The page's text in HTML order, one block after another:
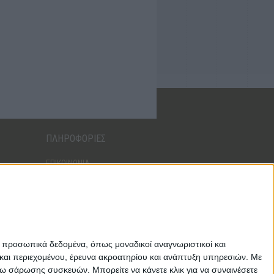
δεδομένα, όπως μοναδικοί αναγνωριστικοί και
περιεχομένου, έρευνα ακροατηρίου και ανάπτυξη υπηρεσιών. Με
σάρωσης συσκευών. Μπορείτε να κάνετε κλικ για να συναινέσετε
ΠΛΗΡΟΦΟΡΙΕΣ
ΕΠΙΚΟΙΝΩΝΙΑ